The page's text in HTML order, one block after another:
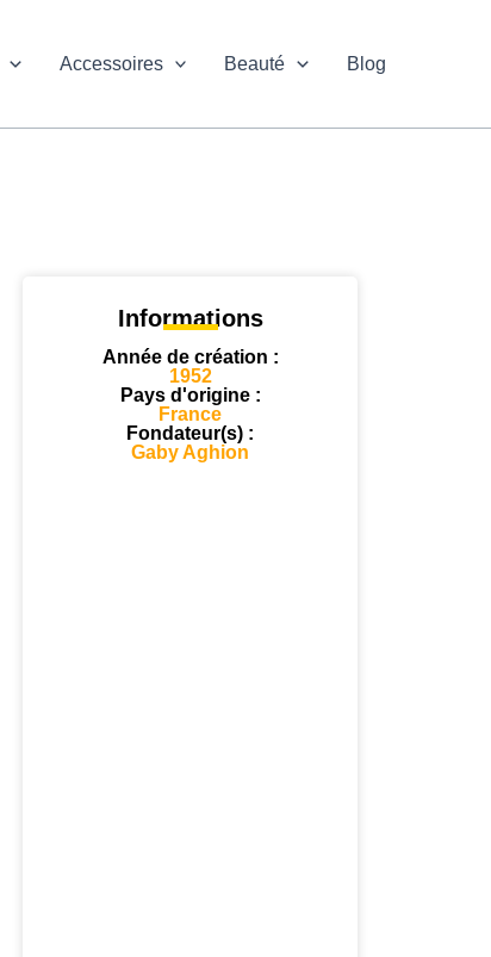
Accessoires Beauté Blog
Informations
Année de création :
1952
Pays d'origine :
France
Fondateur(s) :
Gaby Aghion